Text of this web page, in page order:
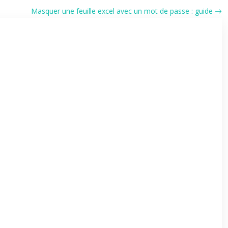
Masquer une feuille excel avec un mot de passe : guide